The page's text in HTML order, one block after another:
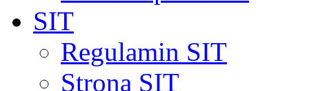
SIT
Regulamin SIT
Strona SIT